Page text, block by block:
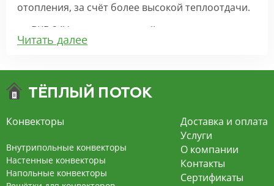
отопления, за счёт более высокой теплоотдачи.
ВКВ 24V – внутрипольный конвектор
отопления с вентилятором на 24В подходит для
экономит электроэнергию и бесшумно работает.
конвекцией на 220В. За счет тангенциального
вентилятора создает принудительную
конвекцию, что позволяет обогревать
помещения большой площади.
Читать далее
Конвекторы
Внутрипольные конвекторы
Настенные конвекторы
Напольные конвекторы
Доставка и оплата
Услуги
О компании
Контакты
Сертификаты